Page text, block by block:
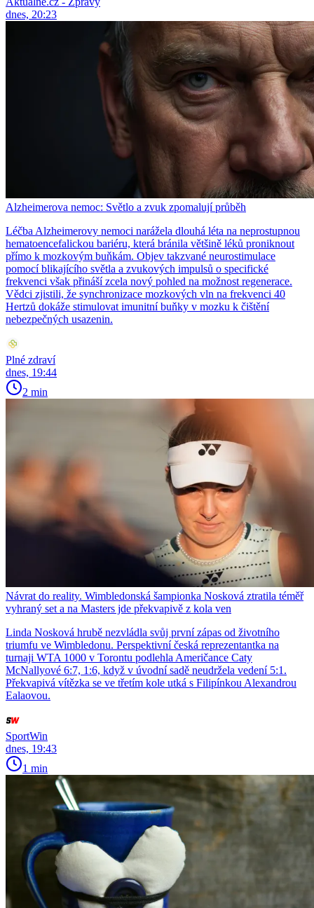
dnes, 20:23
Alzheimerova nemoc: Světlo a zvuk zpomalují průběh
Léčba Alzheimerovy nemoci narážela dlouhá léta na neprostupnou
hematoencefalickou bariéru, která bránila většině léků proniknout
přímo k mozkovým buňkám. Objev takzvané neurostimulace
pomocí blikajícího světla a zvukových impulsů o specifické
frekvenci však přináší zcela nový pohled na možnost regenerace.
Vědci zjistili, že synchronizace mozkových vln na frekvenci 40
Hertzů dokáže stimulovat imunitní buňky v mozku k čištění
nebezpečných usazenin.
Plné zdraví
dnes, 19:44
2 min
Návrat do reality. Wimbledonská šampionka Nosková ztratila téměř
vyhraný set a na Masters jde překvapivě z kola ven
Linda Nosková hrubě nezvládla svůj první zápas od životního
triumfu ve Wimbledonu. Perspektivní česká reprezentantka na
turnaji WTA 1000 v Torontu podlehla Američance Caty
McNallyové 6:7, 1:6, když v úvodní sadě neudržela vedení 5:1.
Překvapivá vítězka se ve třetím kole utká s Filipínkou Alexandrou
Ealaovou.
SportWin
dnes, 19:43
1 min